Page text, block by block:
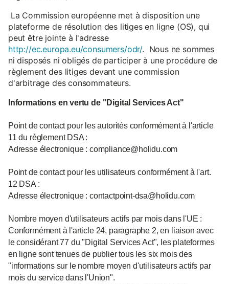
La Commission européenne met à disposition une
plateforme de résolution des litiges en ligne (OS), qui
peut être jointe à l'adresse
http://ec.europa.eu/consumers/odr/. Nous ne sommes
ni disposés ni obligés de participer à une procédure de
règlement des litiges devant une commission
d'arbitrage des consommateurs.
Informations en vertu de "Digital Services Act"
Point de contact pour les autorités conformément à l'article
11 du règlement DSA :
Adresse électronique : compliance@holidu.com
Point de contact pour les utilisateurs conformément à l'art.
12 DSA :
Adresse électronique : contactpoint-dsa@holidu.com
Nombre moyen d'utilisateurs actifs par mois dans l'UE :
Conformément à l'article 24, paragraphe 2, en liaison avec
le considérant 77 du "Digital Services Act", les plateformes
en ligne sont tenues de publier tous les six mois des
"informations sur le nombre moyen d'utilisateurs actifs par
mois du service dans l'Union".